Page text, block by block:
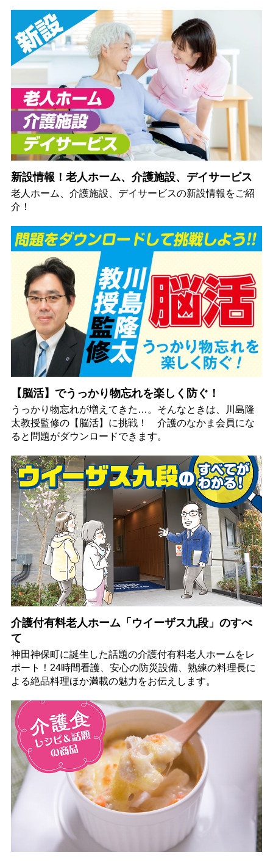
新設情報！老人ホーム、介護施設、デイサービス
老人ホーム、介護施設、デイサービスの新設情報をご紹
介！
【脳活】でうっかり物忘れを楽しく防ぐ！
うっかり物忘れが増えてきた…。そんなときは、川島隆
太教授監修の【脳活】に挑戦！ 介護のなかま会員にな
ると問題がダウンロードできます。
介護付有料老人ホーム「ウイーザス九段」のすべ
て
神田神保町に誕生した話題の介護付有料老人ホームをレ
ポート！24時間看護、安心の防災設備、熟練の料理長に
よる絶品料理ほか満載の魅力をお伝えします。